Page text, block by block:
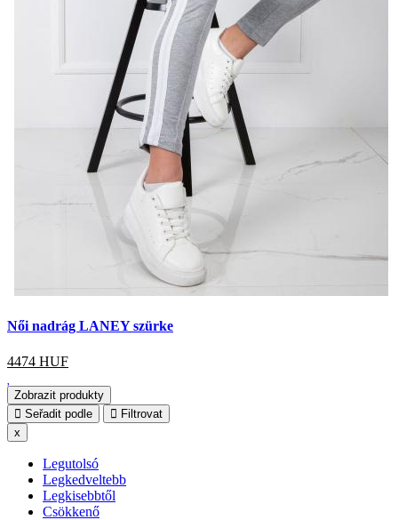
Női nadrág LANEY szürke
4474 HUF
Zobrazit produkty
Seřadit podle
Filtrovat
x
Legutolsó
Legkedveltebb
Legkisebbtől
Csökkenő